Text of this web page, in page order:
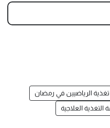
تغذية الرياضيين في رمضان
التغذية العلاجية